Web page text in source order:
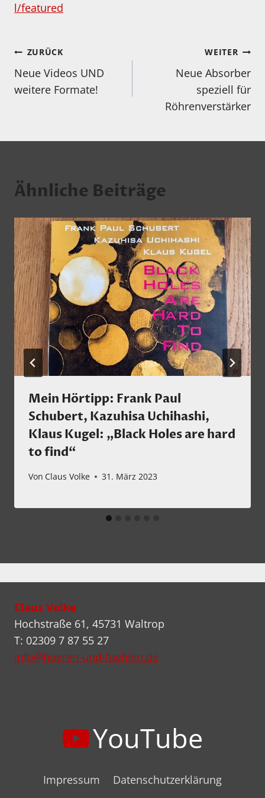
l/featured
Beitragsnavigation
ZURÜCK
Neue Videos UND
weitere Formate!
WEITER
Neue Absorber
speziell für
Röhrenverstärker
Ähnliche Beiträge
Mein Hörtipp: Frank Paul
Schubert, Kazuhisa Uchihashi,
Klaus Kugel: „Black Holes are hard
to find“
Von Claus Volke 31. März 2023
Claus Volke
Hochstraße 61, 45731 Waltrop
T: 02309 7 87 55 27
info@hoeren-und-fuehlen.de
YouTube
Impressum
Datenschutzerklärung